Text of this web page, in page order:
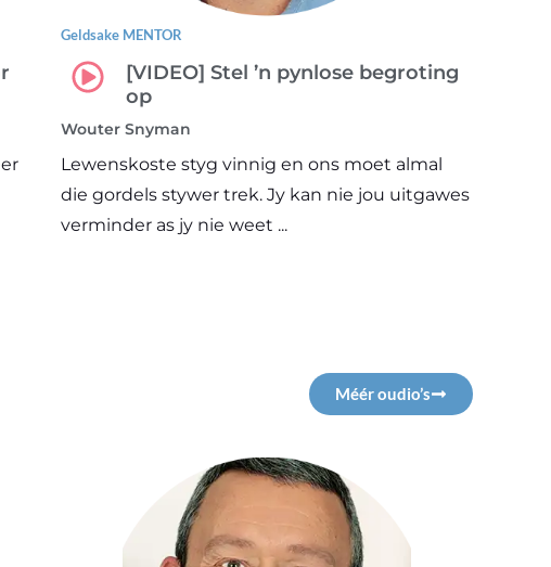
Geldsake MENTOR
[VIDEO] Stel ’n pynlose begroting
op
Wouter Snyman
Lewenskoste styg vinnig en ons moet almal
die gordels stywer trek. Jy kan nie jou uitgawes
verminder as jy nie weet ...
Méér oudio’s